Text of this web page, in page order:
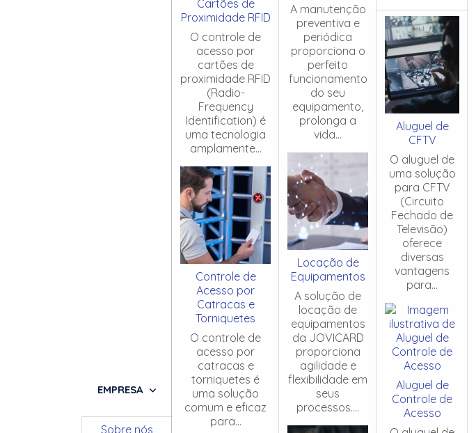
EMPRESA
Sobre nós
Cartões de
Proximidade RFID
O controle de
acesso por
cartões de
proximidade RFID
(Radio-
Frequency
Identification) é
uma tecnologia
amplamente...
Controle de
Acesso por
Catracas e
Torniquetes
O controle de
acesso por
catracas e
torniquetes é
uma solução
comum e eficaz
para...
A manutenção
preventiva e
periódica
proporciona o
perfeito
funcionamento
do seu
equipamento,
prolonga a
vida...
Locação de
Equipamentos
A solução de
locação de
equipamentos
da JOVICARD
proporciona
agilidade e
flexibilidade em
seus
processos....
Aluguel de
CFTV
O aluguel de
uma solução
para CFTV
(Circuito
Fechado de
Televisão)
oferece
diversas
vantagens
para...
Aluguel de
Controle de
Acesso